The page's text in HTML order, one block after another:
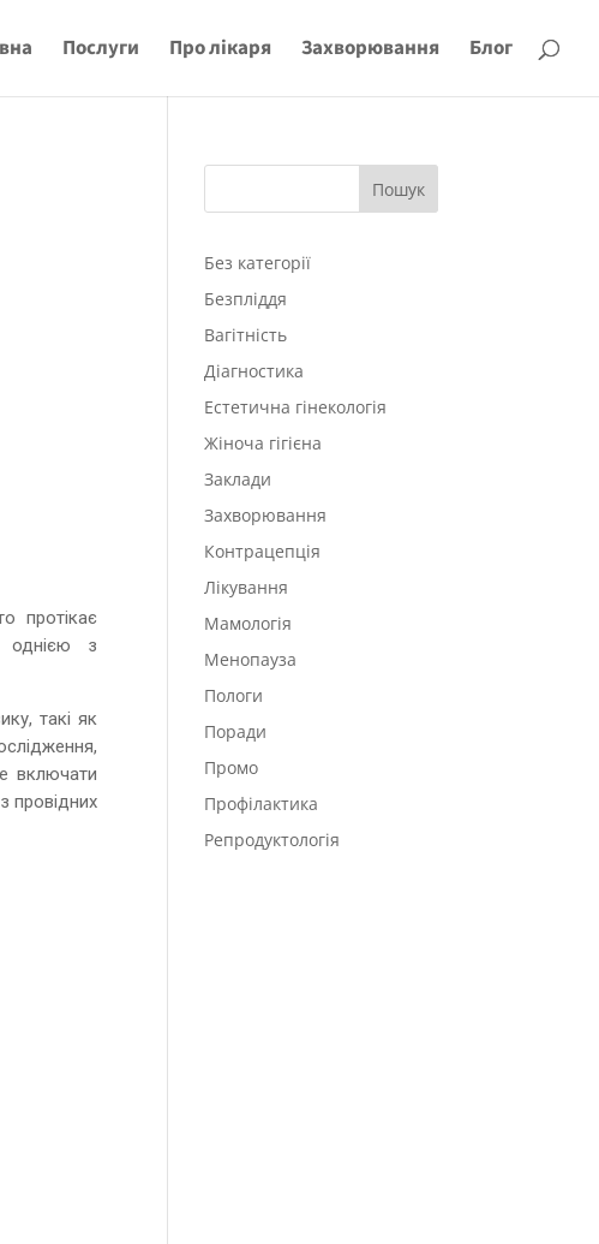
Послуги Про лікаря Захворювання Блог
протікає
однією з
такі як
включати
провідних
Пошук
Без категорії
Безпліддя
Вагітність
Діагностика
Естетична гінекологія
Жіноча гігієна
Заклади
Захворювання
Контрацепція
Лікування
Мамологія
Менопауза
Пологи
Поради
Промо
Профілактика
Репродуктологія